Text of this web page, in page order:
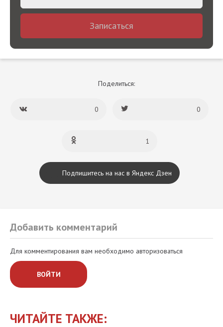
Записаться
Поделиться:
0 0
1
Подпишитесь на нас в Яндекс Дзен
Добавить комментарий
Для комментирования вам необходимо авторизоваться
ВОЙТИ
ЧИТАЙТЕ ТАКЖЕ: